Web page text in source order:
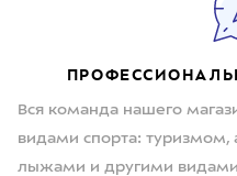
Вся команда нашего
видами спорта:
лыжами и другими видами